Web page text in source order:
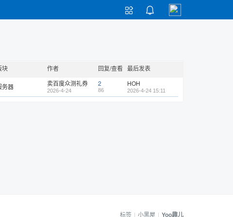


块 作者 回复/查看 最后发表
务器 卖百度众测礼券
2026-4-24
2
86
HOH
2026-4-24 15:11
标签 | 小黑屋 | Yoo趣儿